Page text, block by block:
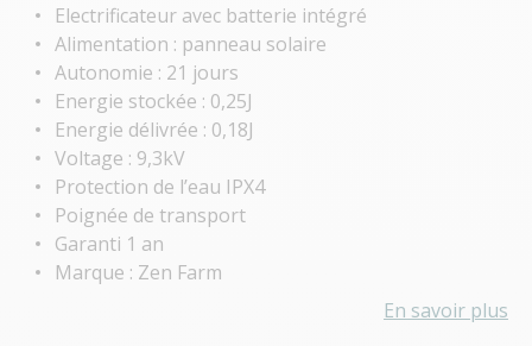
Electrificateur avec batterie intégré
Alimentation : panneau solaire
Autonomie : 21 jours
Energie stockée : 0,25J
Energie délivrée : 0,18J
Voltage : 9,3kV
Protection de l’eau IPX4
Poignée de transport
Garanti 1 an
Marque : Zen Farm
En savoir plus